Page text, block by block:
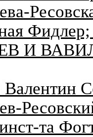
И
та